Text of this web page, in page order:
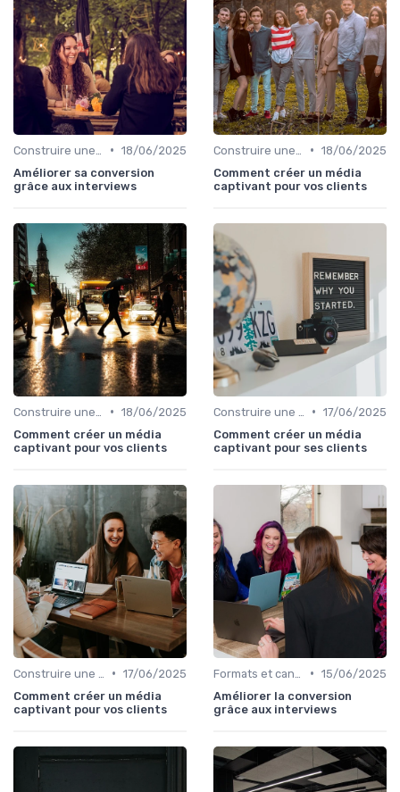
• 18/06/2025
Améliorer sa conversion
grâce aux interviews
• 18/06/2025
Comment créer un média
captivant pour vos clients
• 18/06/2025
Comment créer un média
captivant pour vos clients
• 17/06/2025
Comment créer un média
captivant pour ses clients
• 17/06/2025
Comment créer un média
captivant pour vos clients
• 15/06/2025
Améliorer la conversion
grâce aux interviews